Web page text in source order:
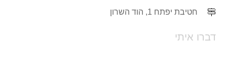
חטיבת יפתח 1, הוד השרון
דברו איתי